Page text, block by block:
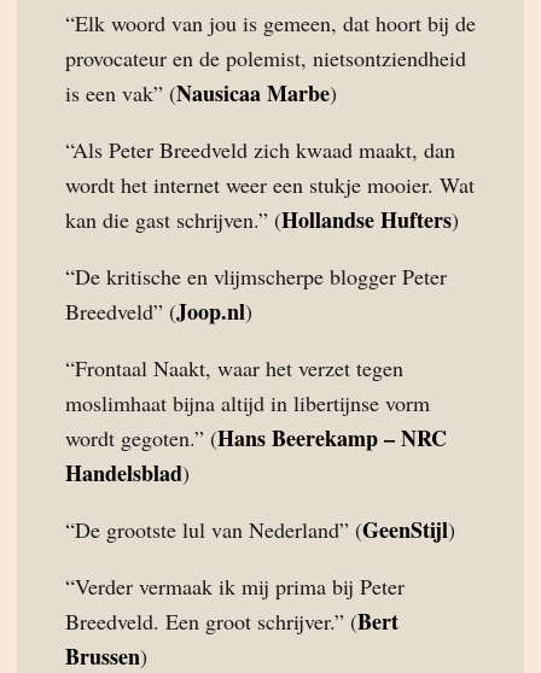
“Elk woord van jou is gemeen, dat hoort bij de
provocateur en de polemist, nietsontziendheid
is een vak” (Nausicaa Marbe)
“Als Peter Breedveld zich kwaad maakt, dan
wordt het internet weer een stukje mooier. Wat
kan die gast schrijven.” (Hollandse Hufters)
“De kritische en vlijmscherpe blogger Peter
Breedveld” (Joop.nl)
“Frontaal Naakt, waar het verzet tegen
moslimhaat bijna altijd in libertijnse vorm
wordt gegoten.” (Hans Beerekamp – NRC
Handelsblad)
“De grootste lul van Nederland” (GeenStijl)
“Verder vermaak ik mij prima bij Peter
Breedveld. Een groot schrijver.” (Bert
Brussen)